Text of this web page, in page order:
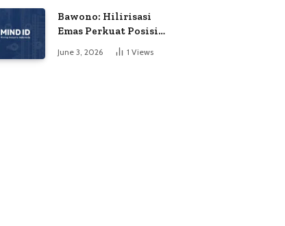
Bawono: Hilirisasi
Emas Perkuat Posisi
Indonesia dalam
Persaingan Industri
June 3, 2026 1 Views